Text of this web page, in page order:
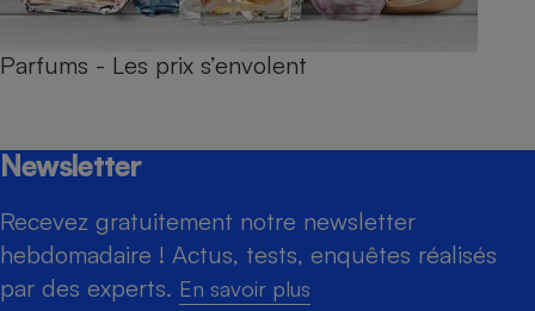
Parfums - Les prix s’envolent
Newsletter
Recevez gratuitement notre newsletter
hebdomadaire ! Actus, tests, enquêtes réalisés
par des experts. En savoir plus